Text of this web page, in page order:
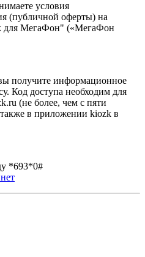
условия
(публичной оферты) на
для МегаФон" («МегаФон
получите информационное
Код доступа необходим для
(не более, чем с пяти
в приложении kiozk в
*693*0#